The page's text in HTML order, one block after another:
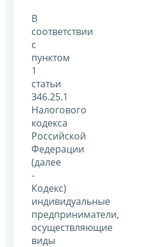
В
соответствии
с
пунктом
1
статьи
346.25.1
Налогового
кодекса
Российской
Федерации
(далее
-
Кодекс)
индивидуальные
предприниматели,
осуществляющие
виды